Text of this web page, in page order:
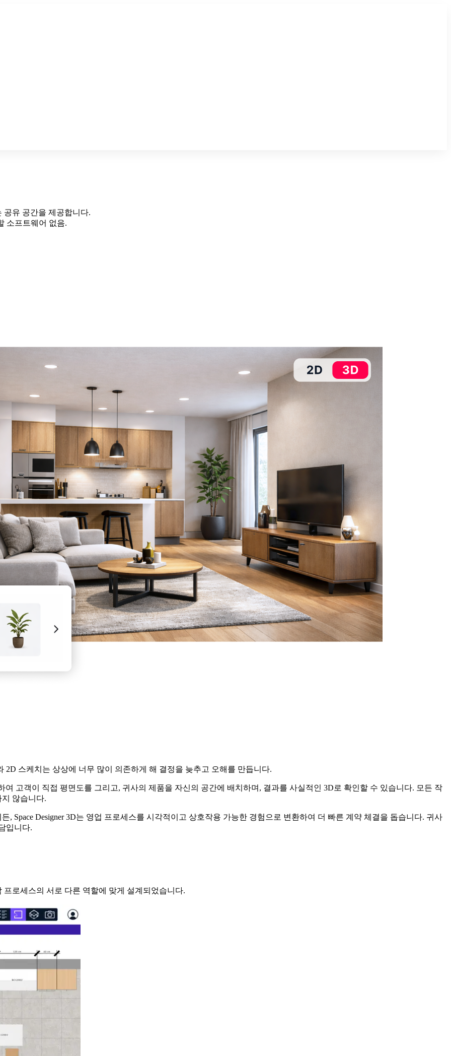
공유 공간을 제공합니다.
소프트웨어 없음.
스케치는 상상에 너무 많이 의존하게 해 결정을 늦추고 오해를 만듭니다.
여 고객이 직접 평면도를 그리고, 귀사의 제품을 자신의 공간에 배치하며, 결과를 사실적인 3D로 확인할 수 있습니다. 모든 작
않습니다.
, Space Designer 3D는 영업 프로세스를 시각적이고 상호작용 가능한 경험으로 변환하여 더 빠른 계약 체결을 돕습니다. 귀사
입니다.
프로세스의 서로 다른 역할에 맞게 설계되었습니다.